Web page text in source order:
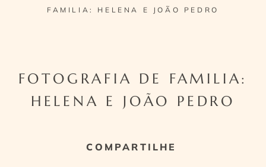
FAMILIA: HELENA E JOÃO PEDRO
FOTOGRAFIA DE FAMILIA:
HELENA E JOÃO PEDRO